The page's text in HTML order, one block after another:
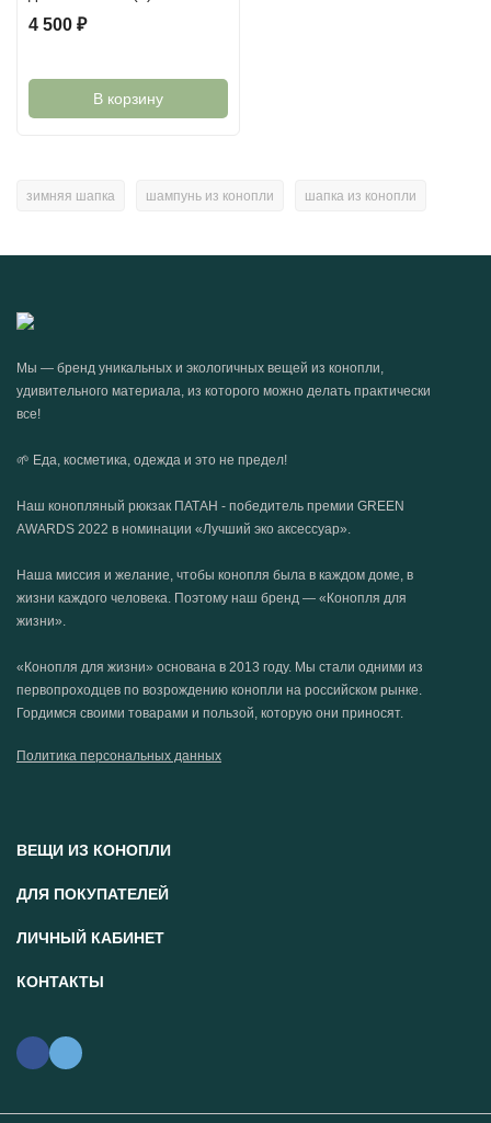
4 500 ₽
В корзину
зимняя шапка шампунь из конопли шапка из конопли
Мы — бренд уникальных и экологичных вещей из конопли,
удивительного материала, из которого можно делать практически
все!
🌱 Еда, косметика, одежда и это не предел!
Наш конопляный рюкзак ПАТАН - победитель премии GREEN
AWARDS 2022 в номинации «Лучший эко аксессуар».
Наша миссия и желание, чтобы конопля была в каждом доме, в
жизни каждого человека. Поэтому наш бренд — «Конопля для
жизни».
«Конопля для жизни» основана в 2013 году. Мы стали одними из
первопроходцев по возрождению конопли на российском рынке.
Гордимся своими товарами и пользой, которую они приносят.
Политика персональных данных
ВЕЩИ ИЗ КОНОПЛИ
ДЛЯ ПОКУПАТЕЛЕЙ
ЛИЧНЫЙ КАБИНЕТ
КОНТАКТЫ